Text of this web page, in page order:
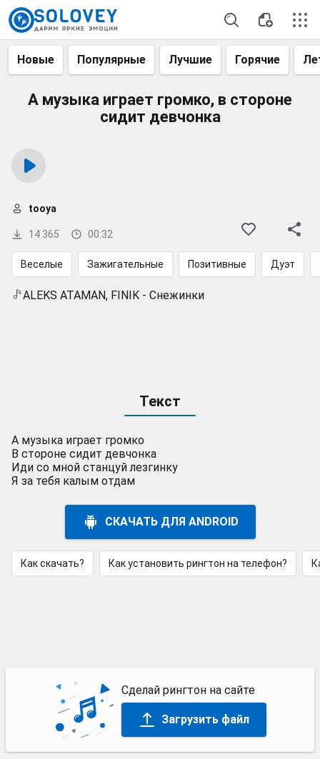
Новые Популярные Лучшие Горячие
А музыка играет громко, в стороне
сидит девчонка
14 365 00:32
tooya
Веселые Зажигательные Позитивные Дуэт
ALEKS ATAMAN, FINIK - Снежинки
Текст
А музыка играет громко
В стороне сидит девчонка
Иди со мной станцуй лезгинку
Я за тебя калым отдам
СКАЧАТЬ ДЛЯ ANDROID
Как скачать? Как установить рингтон на телефон?
Сделай рингтон на сайте
Загрузить файл